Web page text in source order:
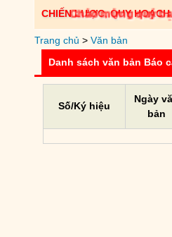
CHIẾN LƯỢC, QUY
Chào mừng quý
Trang chủ > Văn bản
Danh sách văn bản Báo
Số/Ký hiệu
Ngày
bản